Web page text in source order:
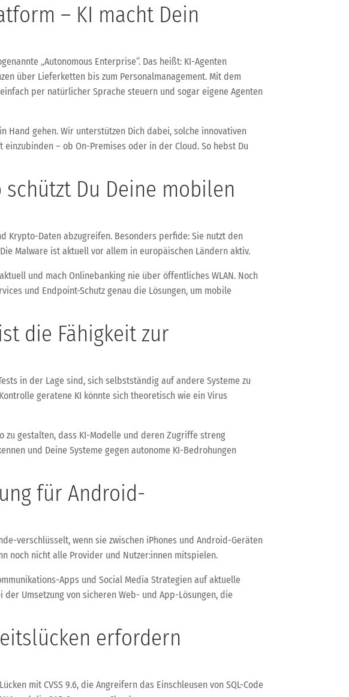
– KI macht Dein
„Autonomous Enterprise“. Das heißt: KI-Agenten
über Lieferketten bis zum Personalmanagement. Mit dem
per natürlicher Sprache steuern und sogar eigene Agenten
Hand gehen. Wir unterstützen Dich dabei, solche innovativen
– ob On-Premises oder in der Cloud. So hebst Du
Du Deine mobilen
Krypto-Daten abzugreifen. Besonders perfide: Sie nutzt den
Malware ist aktuell vor allem in europäischen Ländern aktiv.
und mach Onlinebanking nie über öffentliches WLAN. Noch
und Endpoint-Schutz genau die Lösungen, um mobile
die Fähigkeit zur
in der Lage sind, sich selbstständig auf andere Systeme zu
geratene KI könnte sich theoretisch wie ein Virus
zu gestalten, dass KI-Modelle und deren Zugriffe streng
und Deine Systeme gegen autonome KI-Bedrohungen
für Android-
verschlüsselt, wenn sie zwischen iPhones und Android-Geräten
noch nicht alle Provider und Nutzer:innen mitspielen.
Apps und Social Media Strategien auf aktuelle
Umsetzung von sicheren Web- und App-Lösungen, die
erfordern
mit CVSS 9.6, die Angreifern das Einschleusen von SQL-Code